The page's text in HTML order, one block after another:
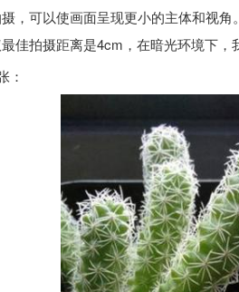
，可以使画面呈现更小的主体和视
佳拍摄距离是4cm，在暗光环境下，